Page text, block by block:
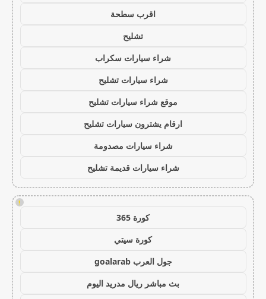
اقرب سطحة
تشليح
شراء سيارات سكراب
شراء سيارات تشليح
موقع شراء سيارات تشليح
ارقام يشترون سيارات تشليح
شراء سيارات مصدومة
شراء سيارات قديمة تشليح
!
كورة 365
كورة سيتي
جول العرب goalarab
بث مباشر ريال مدريد اليوم